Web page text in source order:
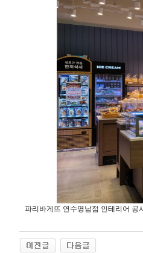
파리바게뜨 연수영남점 인테리어 공